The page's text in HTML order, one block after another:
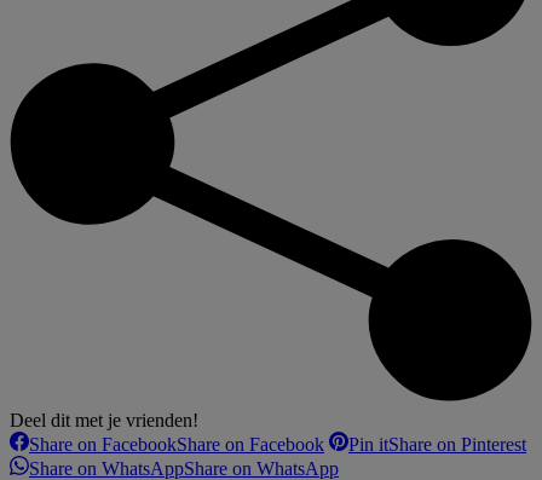
Deel dit met je vrienden!
Share on FacebookShare on Facebook Pin itShare on Pinterest
Share on WhatsAppShare on WhatsApp